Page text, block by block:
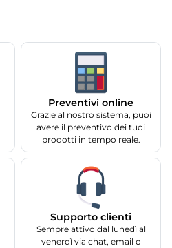
Preventivi online
Grazie al nostro sistema, puoi
avere il preventivo dei tuoi
prodotti in tempo reale.
Supporto clienti
Sempre attivo dal lunedì al
venerdì via chat, email o